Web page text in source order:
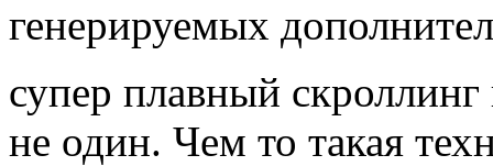
генерируемых
супер плавный скроллинг
не один. Чем то такая